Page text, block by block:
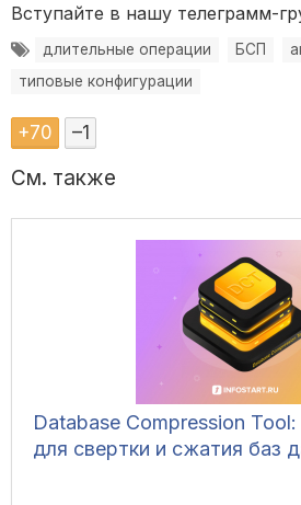
Вступайте в нашу телеграмм-
длительные операции БСП
типовые конфигурации
+70 –1
См. также
Database Compression
для свертки и сжатия баз